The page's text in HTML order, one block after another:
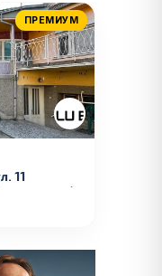
ПРЕМИУМ
11
Туризам)